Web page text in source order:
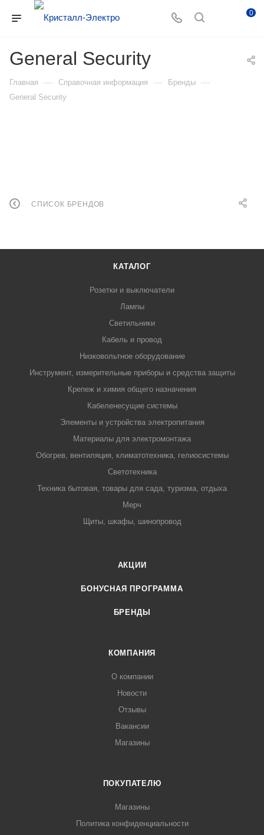
0
General Security
Главная — Справочная информация — Бренды —
General Security
СПИСОК БРЕНДОВ
КАТАЛОГ
Розетки и выключатели
Лампы
Светильники
Кабель и провод
Низковольтное оборудование
Инструмент, измерительные приборы и средства защиты
Крепеж и химия общего назначения
Кабеленесущие системы
Элементы и устройства электропитания
Материалы для электромонтажа
Обогрев, вентиляция, климатотехника, гелиосистемы
Светотехника
Техника бытовая, товары для сада, туризма, отдыха
Мерч
Щиты, шкафы, шинопровод
АКЦИИ
БОНУСНАЯ ПРОГРАММА
БРЕНДЫ
КОМПАНИЯ
О компании
Новости
Отзывы
Вакансии
Магазины
ПОКУПАТЕЛЮ
Магазины
Политика конфиденциальности